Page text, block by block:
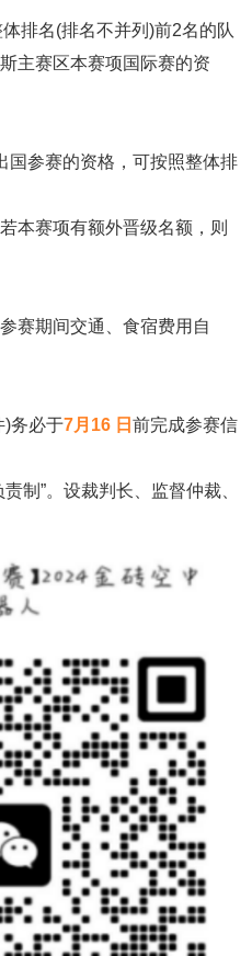
排名(排名不并列)前2名的队
主赛区本赛项国际赛的资
国参赛的资格，可按照整体排
本赛项有额外晋级名额，则
赛期间交通、食宿费用自
)务必于7月16 日 前完成参赛信
制”。设裁判长、监督仲裁、